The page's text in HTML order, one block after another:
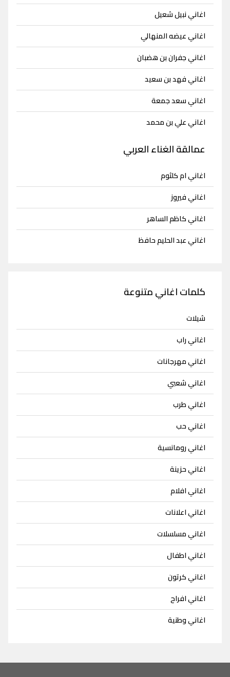
اغاني نبيل شعيل
اغاني عيضه المنهالي
اغاني جفران بن هضبان
اغاني فهد بن سعيد
اغاني سعد جمعة
اغاني علي بن محمد
عمالقة الغناء العربي
اغاني ام كلثوم
اغاني فيروز
اغاني كاظم الساهر
اغاني عبد الحليم حافظ
كلمات اغاني متنوعة
شيلات
اغاني راب
اغاني مهرجانات
اغاني شعبي
اغاني طرب
اغاني حب
اغاني رومانسية
اغاني حزينة
اغاني افلام
اغاني اعلانات
اغاني مسلسلات
اغاني اطفال
اغاني كرتون
اغاني افراح
اغاني وطنية